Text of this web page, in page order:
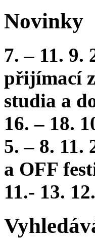
Novinky
7. – 11. 9.
přijímací
studia a
16. – 18.
5. – 8.
a OFF
11.- 13.